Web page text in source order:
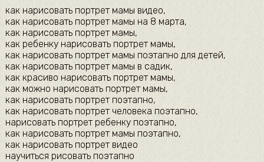
как нарисовать портрет мамы видео,
как нарисовать портрет мамы на 8 марта,
как нарисовать портрет мамы,
как ребенку нарисовать портрет мамы,
как нарисовать портрет мамы поэтапно для детей,
как нарисовать портрет мамы в садик,
как красиво нарисовать портрет мамы,
как можно нарисовать портрет мамы,
как нарисовать портрет поэтапно,
как нарисовать портрет человека поэтапно,
нарисовать портрет ребенку поэтапно,
как нарисовать портрет мамы поэтапно,
как нарисовать портрет видео
научиться рисовать поэтапно